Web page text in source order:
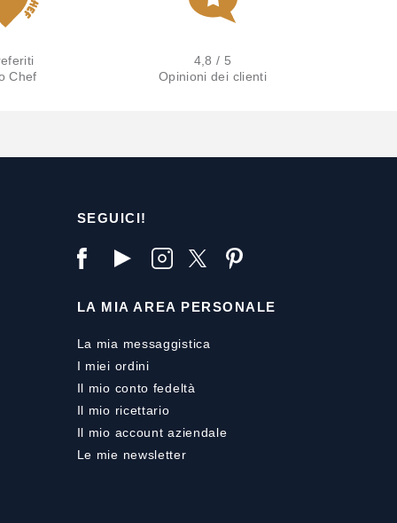
Chef
4,8 / 5
Opinioni dei clienti
SEGUICI!
LA MIA AREA PERSONALE
La mia messaggistica
I miei ordini
Il mio conto fedeltà
Il mio ricettario
Il mio account aziendale
Le mie newsletter